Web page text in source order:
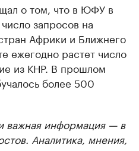
о том, что в ЮФУ в
запросов на
Африки и Ближнего
ежегодно растет число
из КНР. В прошлом
более 500
важная информация — в
Аналитика, мнения,